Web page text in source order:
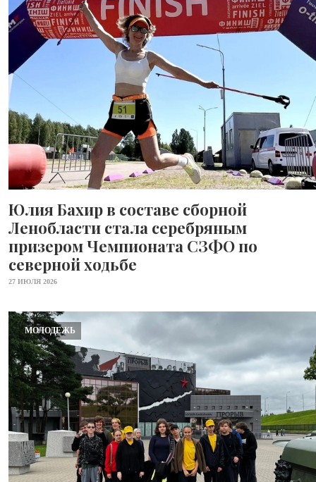
Юлия Бахир в составе сборной
Ленобласти стала серебряным
призером Чемпионата СЗФО по
северной ходьбе
27 ИЮЛЯ 2026
МОЛОДЕЖЬ